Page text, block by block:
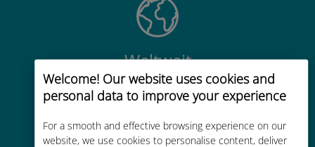
Welcome! Our website uses cookies and
personal data to improve your experience
For a smooth and effective browsing experience on our
website, we use cookies to personalise content, deliver
Weltweit
Weltweite hochwertige
Mobilfunkkonnektivität in über 200
Reiseziele